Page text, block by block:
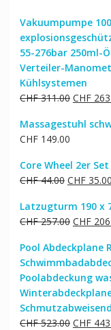
Vakuumpumpe
55-276bar 250ml-
Verteiler-
Kühlsystemen
CHF311.00
war:
CHF
Massagestuhl
CHF149.00
Core Wheel 2er Set
CHF44.00
war:
CHF 44.00
CHF35.00
Latzugturm 190 x
CHF257.00
war:
CHF
CHF
Pool Abdeckplane
Poolabdeckung
CHF523.00 CHF